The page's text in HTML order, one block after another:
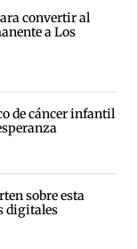
convertir al
a Los
de cáncer infantil
sobre esta
digitales